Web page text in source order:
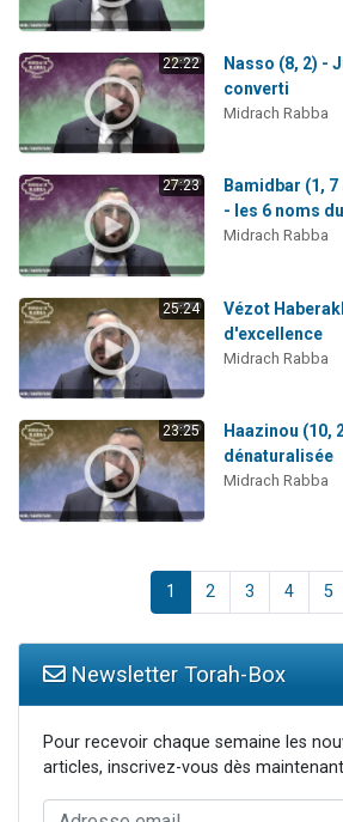
22:22
Nasso (8, 2) -
converti
Midrach Rabba
27:23
Bamidbar (1,
- les 6 noms
Midrach Rabba
25:24
Vézot
d'excellence
Midrach Rabba
23:25
Haazinou (10,
dénaturalisée
Midrach Rabba
1 2 3 4 5
Newsletter Torah-Box
Pour recevoir chaque semaine les
articles, inscrivez-vous dès